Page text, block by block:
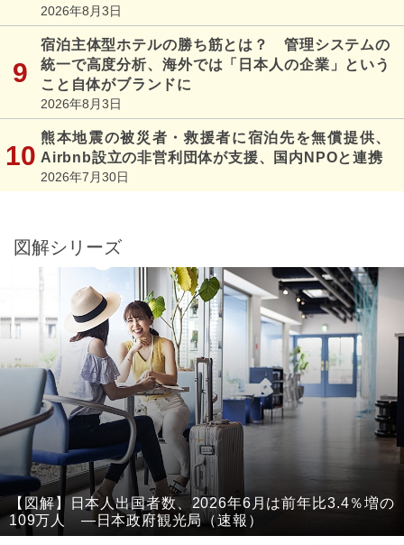
2026年8月3日
宿泊主体型ホテルの勝ち筋とは？ 管理システムの
統一で高度分析、海外では「日本人の企業」という
こと自体がブランドに
2026年8月3日
熊本地震の被災者・救援者に宿泊先を無償提供、
Airbnb設立の非営利団体が支援、国内NPOと連携
2026年7月30日
図解シリーズ
【図解】日本人出国者数、2026年6月は前年比3.4％増の
109万人 ―日本政府観光局（速報）